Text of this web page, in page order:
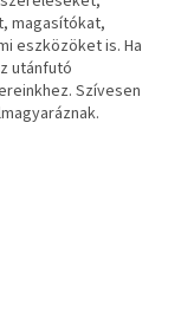
magasítókat,
eszközöket is. Ha
utánfutó
Szívesen